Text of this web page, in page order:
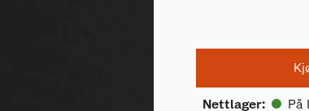
Nettlager: På